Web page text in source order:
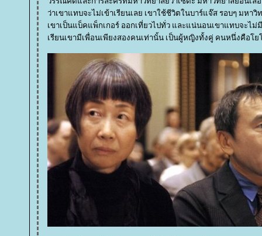
ว่าเขาแทบจะไม่เข้าเรียนเลย เขาใช้ชีวิตในบาร์แจ๊ส รอบๆ มหา
เขาเป็นแบ็คแพ็กเกอร์ ออกเที่ยวไปทั่ว และแน่นอนเขาแทบจะไ
เรียนเขามีเพื่อนเพียงสองคนเท่านั้น เป็นผู้ห